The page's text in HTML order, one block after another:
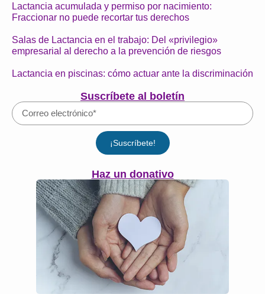
Lactancia acumulada y permiso por nacimiento:
Fraccionar no puede recortar tus derechos
Salas de Lactancia en el trabajo: Del «privilegio»
empresarial al derecho a la prevención de riesgos
Lactancia en piscinas: cómo actuar ante la discriminación
Suscríbete al boletín
¡Suscríbete!
Haz un donativo